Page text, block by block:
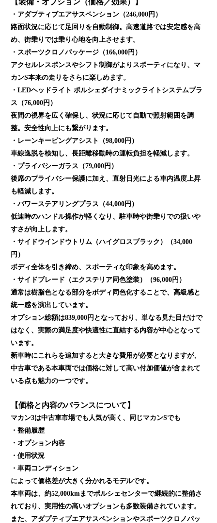
・アダプティブエアサスペンション（246,000円）
路面状況に応じて足回りを自動制御。高速道路では安定感を高
め、街乗りでは乗り心地を向上させます。
・スポーツクロノパッケージ（166,000円）
アクセルレスポンスやシフト制御がよりスポーティになり、マ
カンS本来の走りをさらに楽しめます。
・LEDヘッドライト ポルシェダイナミックライトシステムプラ
ス（76,000円）
夜間の視界を広く確保し、状況に応じて自動で照射範囲を調
整。安全性向上にも繋がります。
・レーンキーピングアシスト（98,000円）
車線逸脱を検知し、長距離移動時の運転負担を軽減します。
・プライバシーガラス（79,000円）
後席のプライバシー保護に加え、直射日光による車内温度上昇
も軽減します。
・パワーステアリングプラス（44,000円）
低速時のハンドル操作が軽くなり、駐車時や街乗りでの扱いや
すさが向上します。
・サイドウインドウトリム（ハイグロスブラック）（34,000
円）
ボディ全体を引き締め、スポーティな印象を高めます。
・サイドブレード（エクステリア同色塗装）（96,000円）
通常は樹脂色となる部分をボディ同色化することで、高級感と
統一感を演出しています。
オプション総額は839,000円となっており、単なる見た目だけで
はなく、実際の満足度や快適性に直結する内容が中心となって
います。
新車時にこれらを追加すると大きな費用が必要となりますが、
中古車である本車両では価格に対して高い付加価値が含まれて
いる点も魅力の一つです。
【価格と内容のバランスについて】
マカン3は中古車市場でも人気が高く、同じマカンSでも
・整備履歴
・オプション内容
・使用状況
・車両コンディション
によって価格差が大きく分かれるモデルです。
本車両は、約52,000kmまでポルシェセンターで継続的に整備さ
れており、実用性の高いオプションも多数装備されています。
また、アダプティブエアサスペンションやスポーツクロノパッ